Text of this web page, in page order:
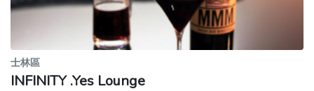
士林區
INFINITY .Yes Lounge